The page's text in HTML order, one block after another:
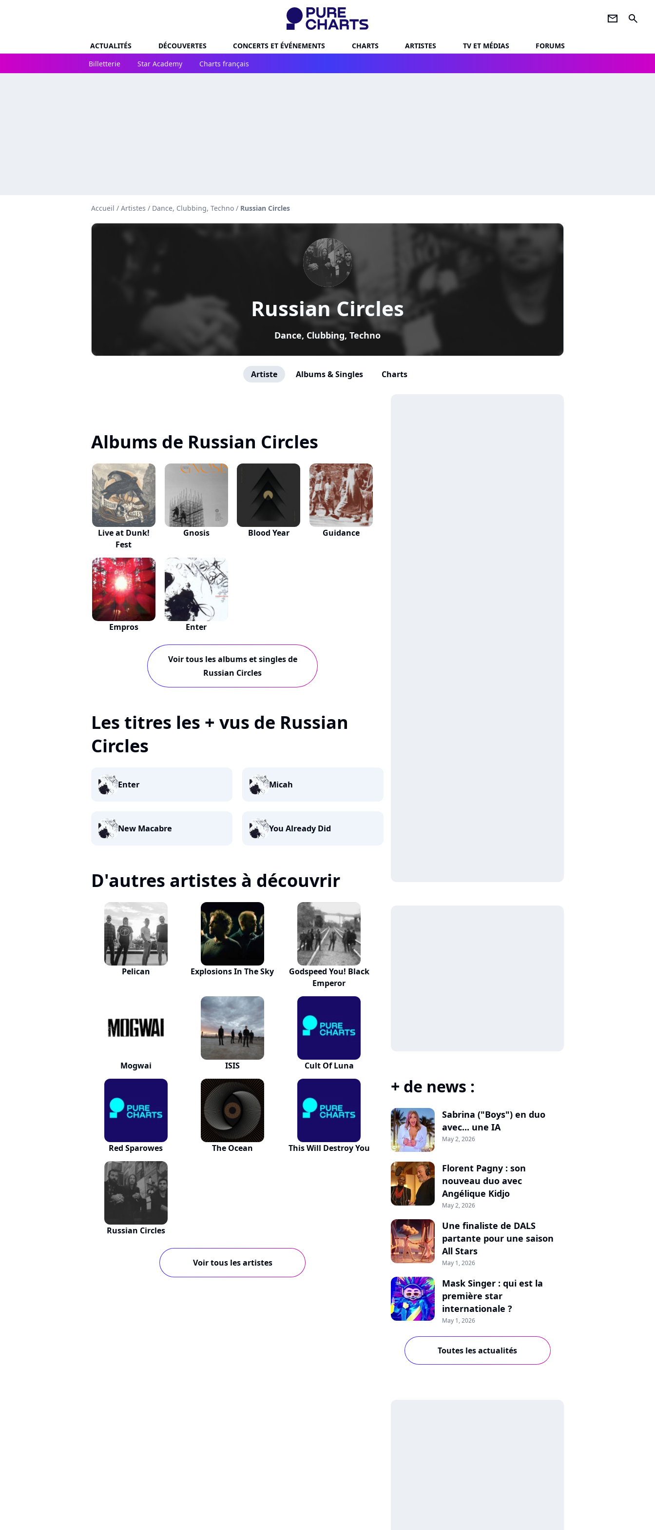
newsletter search
ACTUALITÉS DÉCOUVERTES CONCERTS ET ÉVÉNEMENTS CHARTS ARTISTES TV ET MÉDIAS
FORUMS
Billetterie
Star Academy Charts français
Accueil / Artistes / Dance, Clubbing, Techno / Russian Circles
Russian Circles
Dance, Clubbing, Techno
Artiste Albums & Singles Charts
Albums de Russian Circles
Live at Dunk!
Fest
Gnosis Blood Year Guidance
Empros Enter
Voir tous les albums et singles de
Russian Circles
Les titres les + vus de Russian
Circles
Enter Micah
New Macabre You Already Did
D'autres artistes à découvrir
Pelican Explosions In The Sky
Godspeed You! Black
Emperor
Mogwai ISIS Cult Of Luna
Red Sparowes The Ocean This Will Destroy You
Russian Circles
Voir tous les artistes
+ de news :
Sabrina ("Boys") en duo
avec... une IA
May 2, 2026
Florent Pagny : son
nouveau duo avec
Angélique Kidjo
May 2, 2026
Une finaliste de DALS
partante pour une saison
All Stars
May 1, 2026
Mask Singer : qui est la
première star
internationale ?
May 1, 2026
Toutes les actualités